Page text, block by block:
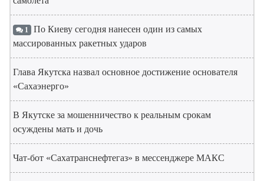
1 По Киеву сегодня нанесен один из самых
массированных ракетных ударов
Глава Якутска назвал основное достижение основателя
«Сахаэнерго»
В Якутске за мошенничество к реальным срокам
осуждены мать и дочь
Чат-бот «Сахатранснефтегаз» в мессенджере МАКС